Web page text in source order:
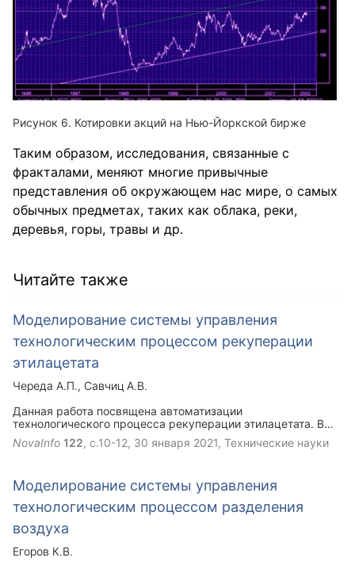
Котировки акций на Нью-Йоркской бирже
Таким образом, исследования, связанные с
фракталами, меняют многие привычные
представления об окружающем нас мире, о самых
обычных предметах, таких как облака, реки,
деревья, горы, травы и др.
Читайте также
Моделирование системы управления
технологическим процессом рекуперации
этилацетата
Череда А.П.
Савчиц А.В.
Данная работа посвящена автоматизации
технологического процесса рекуперации этилацетата. В
статье рассматривается необходимость моделирования
автоматизированной системы управления температурой
проведено моделирование процесса управления,
Полученная система автоматического регулирования
обеспечивает качественное регулирование и поддержание
температуры в теплообменнике охлаждения паров
этилацетата, на значениях установленных техническим
NovaInfo 122, с.10-12, 30 января 2021, Технические науки
Моделирование системы управления
технологическим процессом разделения
воздуха
Егоров К.В.